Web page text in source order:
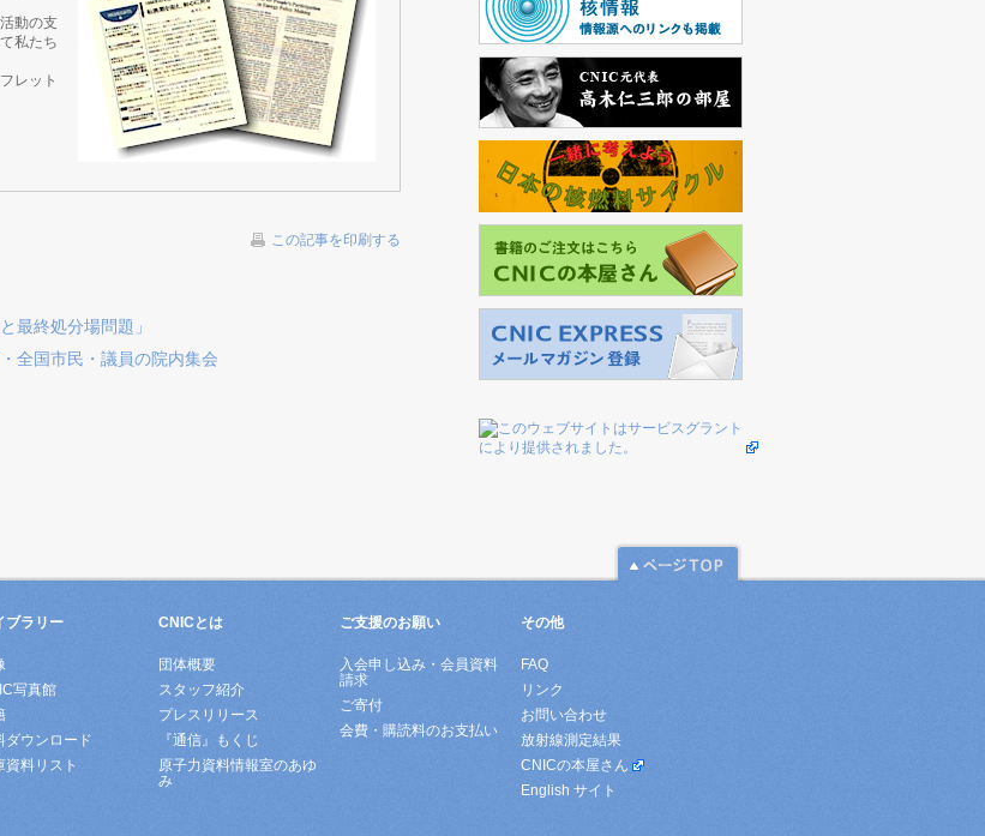
動の支
私たち
レット
この記事を印刷する
最終処分場問題」
全国市民・議員の院内集会
ブラリー
写真館
ダウンロード
資料リスト
CNICとは
団体概要
スタッフ紹介
プレスリリース
『通信』もくじ
原子力資料情報室のあゆ
み
ご支援のお願い
入会申し込み・会員資料
請求
ご寄付
会費・購読料のお支払い
その他
FAQ
リンク
お問い合わせ
放射線測定結果
CNICの本屋さん
English サイト